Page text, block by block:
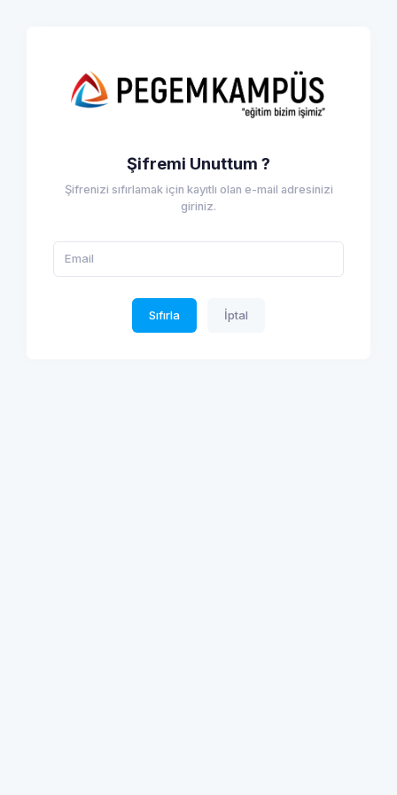
Şifremi Unuttum ?
Şifrenizi sıfırlamak için kayıtlı olan e-mail adresinizi
giriniz.
Sıfırla İptal